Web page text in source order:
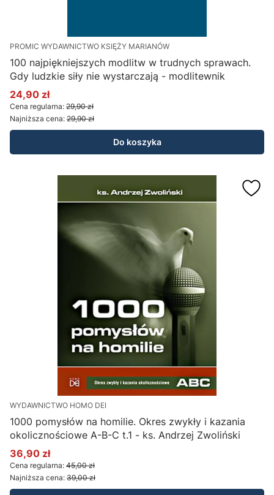
PROMIC WYDAWNICTWO KSIĘŻY MARIANÓW
100 najpiękniejszych modlitw w trudnych sprawach.
Gdy ludzkie siły nie wystarczają - modlitewnik
Cena promocyjna
24,90 zł
Cena regularna: 29,90 zł
Najniższa cena: 29,90 zł
Do koszyka
WYDAWNICTWO HOMO DEI
1000 pomysłów na homilie. Okres zwykły i kazania
okolicznościowe A-B-C t.1 - ks. Andrzej Zwoliński
Cena promocyjna
36,90 zł
Cena regularna: 45,00 zł
Najniższa cena: 39,00 zł